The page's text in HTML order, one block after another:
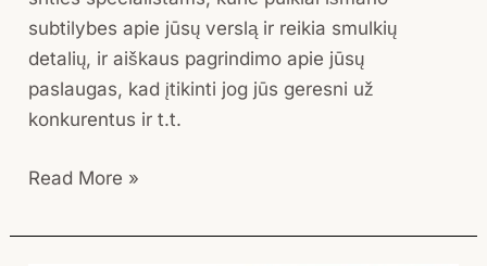
subtilybes apie jūsų verslą ir reikia smulkių
detalių, ir aiškaus pagrindimo apie jūsų
paslaugas, kad įtikinti jog jūs geresni už
konkurentus ir t.t.
Read More »